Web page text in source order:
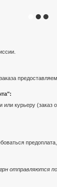
или курьеру (заказ
отправляются